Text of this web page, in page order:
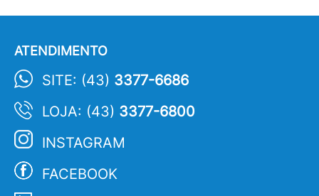
ATENDIMENTO
SITE: (43) 3377-6686
LOJA: (43) 3377-6800
INSTAGRAM
FACEBOOK